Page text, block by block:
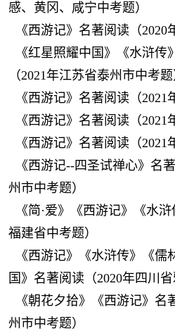
感、黄冈、咸宁中考题）
《西游记》名著阅读（2020
《红星照耀中国》《水浒传
（2021年江苏省泰州市中考题
《西游记》名著阅读（2021
《西游记》名著阅读（2021
《西游记》名著阅读（2021
《西游记--四圣试禅心》名
州市中考题）
《简·爱》《西游记》《水
福建省中考题）
《西游记》《水浒传》《儒
国》名著阅读（2020年四川省
《朝花夕拾》《西游记》名
州市中考题）